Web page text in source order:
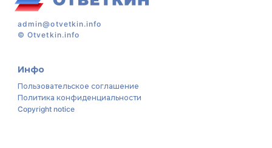
admin@otvetkin.info
©Otvetkin.info
Инфо
Пользовательское соглашение
Политика конфиденциальности
Copyright notice